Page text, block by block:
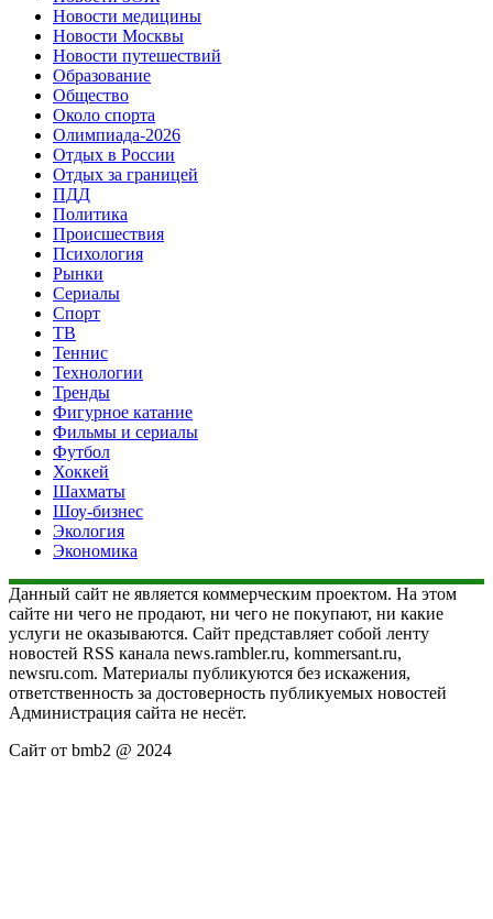
Новости медицины
Новости Москвы
Новости путешествий
Образование
Общество
Около спорта
Олимпиада-2026
Отдых в России
Отдых за границей
ПДД
Политика
Происшествия
Психология
Рынки
Сериалы
Спорт
ТВ
Теннис
Технологии
Тренды
Фигурное катание
Фильмы и сериалы
Футбол
Хоккей
Шахматы
Шоу-бизнес
Экология
Экономика
Данный сайт не является коммерческим проектом. На этом
сайте ни чего не продают, ни чего не покупают, ни какие
услуги не оказываются. Сайт представляет собой ленту
новостей RSS канала news.rambler.ru, kommersant.ru,
newsru.com. Материалы публикуются без искажения,
ответственность за достоверность публикуемых новостей
Администрация сайта не несёт.
Сайт от bmb2 @ 2024